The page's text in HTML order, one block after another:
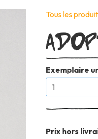
Tous les
Exemplaire
Prix hors